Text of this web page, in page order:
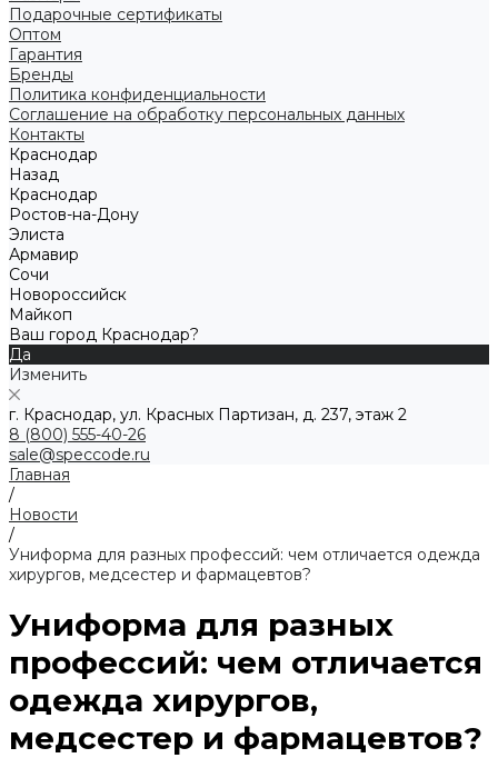
Подарочные сертификаты
Оптом
Гарантия
Бренды
Политика конфиденциальности
Соглашение на обработку персональных данных
Контакты
Краснодар
Назад
Краснодар
Ростов-на-Дону
Элиста
Армавир
Сочи
Новороссийск
Майкоп
Ваш город Краснодар?
Да
Изменить
г. Краснодар, ул. Красных Партизан, д. 237, этаж 2
8 (800) 555-40-26
sale@speccode.ru
Главная
/
Новости
/
Униформа для разных профессий: чем отличается одежда
хирургов, медсестер и фармацевтов?
Униформа для разных
профессий: чем отличается
одежда хирургов,
медсестер и фармацевтов?